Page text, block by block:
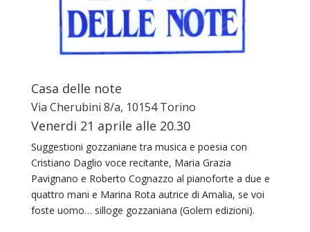
Casa delle note
Via Cherubini 8/a, 10154 Torino
Venerdi 21 aprile alle 20.30
Suggestioni gozzaniane tra musica e poesia con
Cristiano Daglio voce recitante, Maria Grazia
Pavignano e Roberto Cognazzo al pianoforte a due e
quattro mani e Marina Rota autrice di Amalia, se voi
foste uomo… silloge gozzaniana (Golem edizioni).